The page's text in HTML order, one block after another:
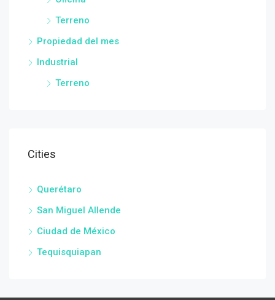
Terreno
Propiedad del mes
Industrial
Terreno
Cities
Querétaro
San Miguel Allende
Ciudad de México
Tequisquiapan